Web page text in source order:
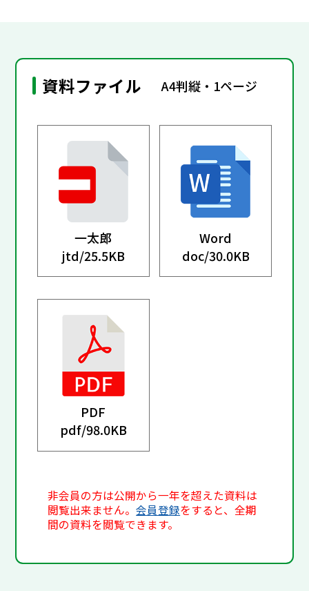
資料ファイル A4判縦・1ページ
一太郎
jtd/25.5KB
Word
doc/30.0KB
PDF
pdf/98.0KB
非会員の方は公開から一年を超えた資料は
閲覧出来ません。会員登録をすると、全期
間の資料を閲覧できます。